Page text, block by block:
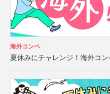
海外コンペ
夏休みにチャレンジ！海外コ